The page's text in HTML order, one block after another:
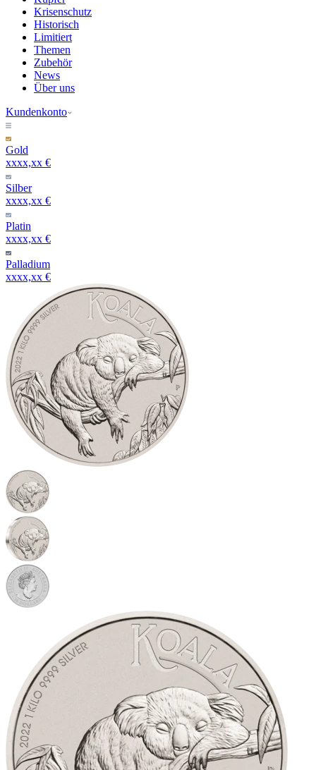
Krisenschutz
Historisch
Limitiert
Themen
Zubehör
News
Über uns
Kundenkonto
Gold
xxxx,xx €
Silber
xxxx,xx €
Platin
xxxx,xx €
Palladium
xxxx,xx €